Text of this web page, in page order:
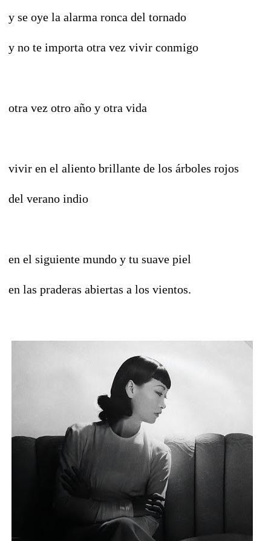
y se oye la alarma ronca del tornado
y no te importa otra vez vivir conmigo
otra vez otro año y otra vida
vivir en el aliento brillante de los árboles rojos
del verano indio
en el siguiente mundo y tu suave piel
en las praderas abiertas a los vientos.